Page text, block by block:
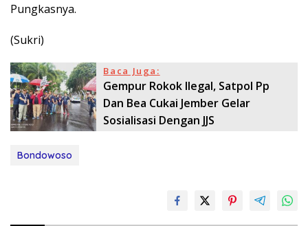
Pungkasnya.
(Sukri)
Baca Juga:
Gempur Rokok Ilegal, Satpol Pp
Dan Bea Cukai Jember Gelar
Sosialisasi Dengan JJS
Bondowoso